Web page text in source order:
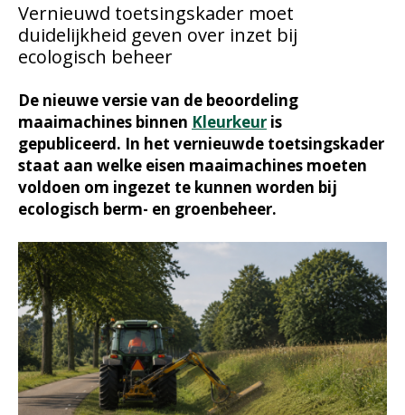
Vernieuwd toetsingskader moet
duidelijkheid geven over inzet bij
ecologisch beheer
De nieuwe versie van de beoordeling
maaimachines binnen Kleurkeur is
gepubliceerd. In het vernieuwde toetsingskader
staat aan welke eisen maaimachines moeten
voldoen om ingezet te kunnen worden bij
ecologisch berm- en groenbeheer.